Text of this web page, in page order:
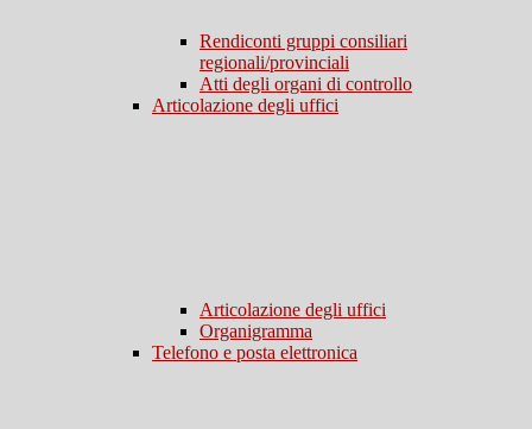
Rendiconti gruppi consiliari
regionali/provinciali
Atti degli organi di controllo
Articolazione degli uffici
Articolazione degli uffici
Organigramma
Telefono e posta elettronica